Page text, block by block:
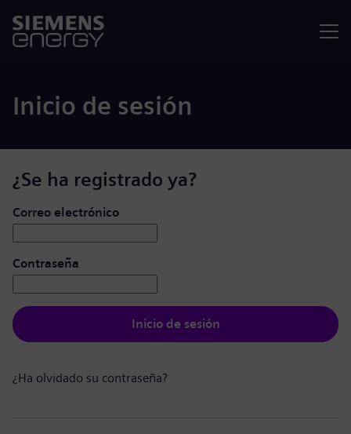
Inicio de sesión
¿Se ha registrado ya?
Iniciar de sesión: usuario y contraseña
Correo electrónico
Contraseña
Inicio de sesión
¿Ha olvidado su contraseña?